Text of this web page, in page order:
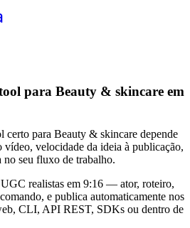
para Beauty & skincare em
para Beauty & skincare depende
vídeo, velocidade da ideia à publicação,
no seu fluxo de trabalho.
realistas em 9:16 — ator, roteiro,
e publica automaticamente nos
CLI, API REST, SDKs ou dentro de